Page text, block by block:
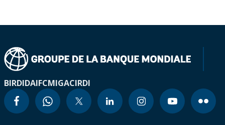
BIRDIDAIFCMIGACIRDI